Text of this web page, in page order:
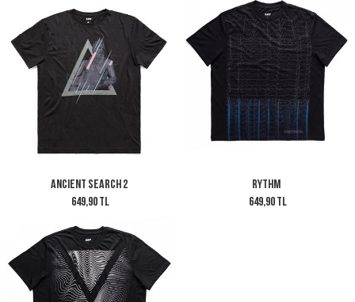
Ancient Search 2
649,90 TL
Rythm
649,90 TL